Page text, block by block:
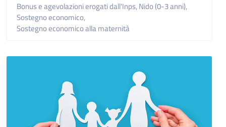
Bonus e agevolazioni erogati dall'Inps,Nido (0-3 anni),
Sostegno economico,
Sostegno economico alla maternità